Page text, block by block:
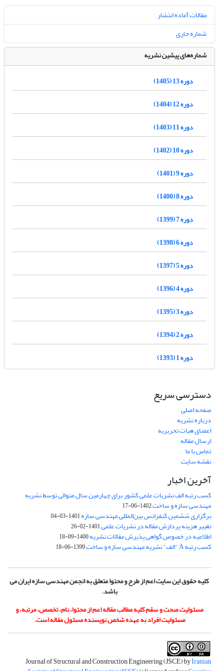
مقالات آماده انتشار
شماره جاری
شماره‌های پیشین نشریه
دوره 13 (1405)
دوره 12 (1404)
دوره 11 (1403)
دوره 10 (1402)
دوره 9 (1401)
دوره 8 (1400)
دوره 7 (1399)
دوره 6 (1398)
دوره 5 (1397)
دوره 4 (1396)
دوره 3 (1395)
دوره 2 (1394)
دوره 1 (1393)
دسترسی سریع
صفحه اصلی
درباره نشریه
اعضای هیات تحریریه
ارسال مقاله
تماس با ما
نقشه سایت
آخرین اخبار
کسب رتبه الف نشریات علمی کشور برای چهارمین سال متوالی توسط نشریه
مهندسی سازه و ساخت1402-06-17
برگزاری ششمین کنفرانس بین‌المللی مهندسی سازه1401-03-04
تغییر هزینه پردازش مقاله در نشریات علمی1401-02-26
اطلاعیه در خصوص گواهی پذیرش مقالات نشریه1400-09-18
کسب رتبه A "الف" نشریه مهندسی سازه و ساخت 1399-06-18
کلیه حقوق این سایت اعم از طرح و محتوا متعلق به انجمن مهندسی سازه ایران می
باشد.
مسئولیت صحت و سقم کلیه مطالب مقاله اعم از محتوا، نام، تخصص، مرتبه، و
مسئولیت افراد به عهده شخص نویسنده مسئول مقاله است.
Journal of Structural and Construction Engineering (JSCE) byIranian